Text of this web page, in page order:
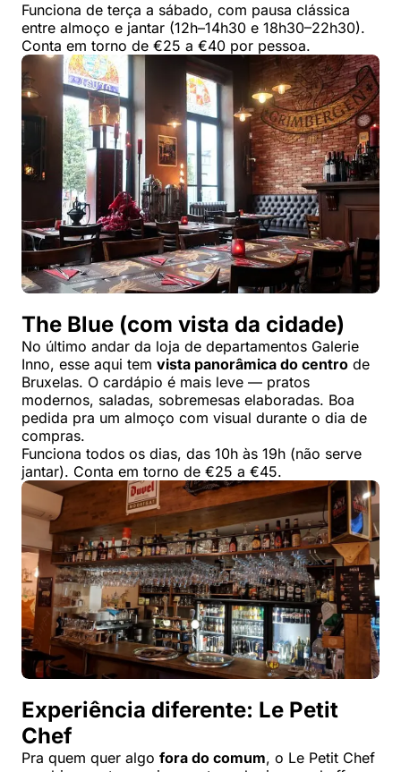
Funciona de terça a sábado, com pausa clássica
entre almoço e jantar (12h–14h30 e 18h30–22h30).
Conta em torno de €25 a €40 por pessoa.
The Blue (com vista da cidade)
No último andar da loja de departamentos Galerie
Inno, esse aqui tem vista panorâmica do centro de
Bruxelas. O cardápio é mais leve — pratos
modernos, saladas, sobremesas elaboradas. Boa
pedida pra um almoço com visual durante o dia de
compras.
Funciona todos os dias, das 10h às 19h (não serve
jantar). Conta em torno de €25 a €45.
Experiência diferente: Le Petit
Chef
Pra quem quer algo fora do comum, o Le Petit Chef